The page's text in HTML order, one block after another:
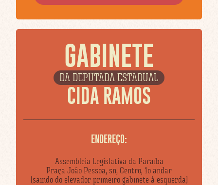
GABINETE
DA DEPUTADA ESTADUAL
CIDA RAMOS
ENDEREÇO:
Assembleia Legislativa da Paraíba
Praça João Pessoa, sn, Centro, 1o andar
(saindo do elevador primeiro gabinete à esquerda)